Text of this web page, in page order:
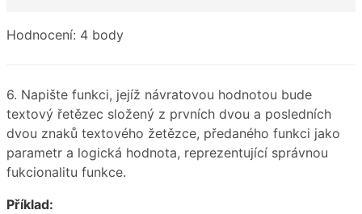
Hodnocení: 4 body
6. Napište funkci, jejíž návratovou hodnotou bude
textový řetězec složený z prvních dvou a posledních
dvou znaků textového žetězce, předaného funkci jako
parametr a logická hodnota, reprezentující správnou
fukcionalitu funkce.
Příklad: